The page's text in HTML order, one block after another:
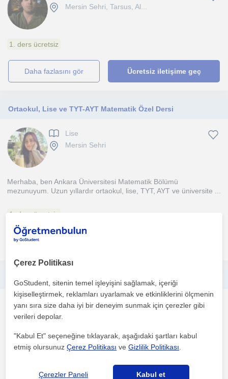
Mersin Sehri, Tarsus, Al...
1. ders ücretsiz
daha fazlasını gör Ücretsiz iletişime geç
Ortaokul, Lise ve TYT-AYT Matematik Özel Dersi
Lise
Mersin Sehri
Merhaba, ben Ankara Üniversitesi Matematik Bölümü
mezunuyum. Uzun yıllardır ortaokul, lise, TYT, AYT ve üniversite ...
1. ders ücretsiz
daha fazlasını gör
Lise
Felsefe yüksek lisans mezunuyum. Sosyal bilimler alanında geniş
Çerez Politikası
GoStudent, sitenin temel işleyişini sağlamak, içeriği
kişiselleştirmek, reklamları uyarlamak ve etkinliklerini ölçmenin
yanı sıra size daha iyi bir deneyim sunmak için çerezler gibi
verileri depolar.
"Kabul Et" seçeneğine tıklayarak, aşağıdaki şartları kabul
etmiş olursunuzÇerez Politikası veGizlilik Politikası
Çerezler Paneli Kabul et